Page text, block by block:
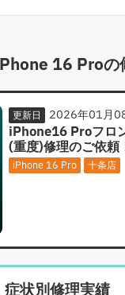
16 Proの
更新日 2026年01月
iPhone16 Proフロ
(重度)修理のご依頼
iPhone 16 Pro 十条店
症状別修理実績